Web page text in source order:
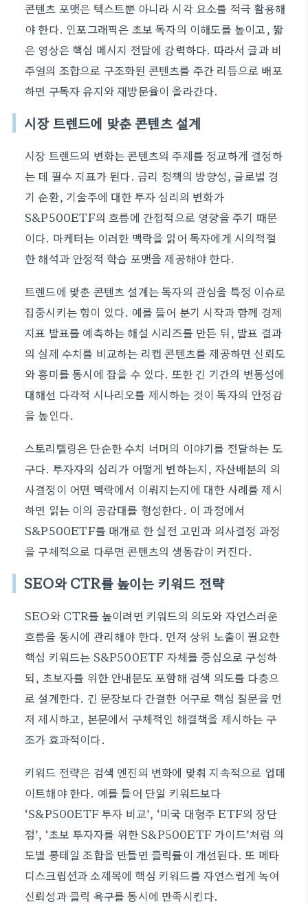
콘텐츠 포맷은 텍스트뿐 아니라 시각 요소를 적극 활용해
야 한다. 인포그래픽은 초보 독자의 이해도를 높이고, 짧
은 영상은 핵심 메시지 전달에 강력하다. 따라서 글과 비
주얼의 조합으로 구조화된 콘텐츠를 주간 리듬으로 배포
하면 구독자 유지와 재방문율이 올라간다.
시장 트렌드에 맞춘 콘텐츠 설계
시장 트렌드의 변화는 콘텐츠의 주제를 정교하게 결정하
는 데 필수 지표가 된다. 금리 정책의 방향성, 글로벌 경
기 순환, 기술주에 대한 투자 심리의 변화가
S&P500ETF의 흐름에 간접적으로 영향을 주기 때문
이다. 마케터는 이러한 맥락을 읽어 독자에게 시의적절
한 해석과 안정적 학습 포맷을 제공해야 한다.
트렌드에 맞춘 콘텐츠 설계는 독자의 관심을 특정 이슈로
집중시키는 힘이 있다. 예를 들어 분기 시작과 함께 경제
지표 발표를 예측하는 해설 시리즈를 만든 뒤, 발표 결과
의 실제 수치를 비교하는 리캡 콘텐츠를 제공하면 신뢰도
와 흥미를 동시에 잡을 수 있다. 또한 긴 기간의 변동성에
대해선 다각적 시나리오를 제시하는 것이 독자의 안정감
을 높인다.
스토리텔링은 단순한 수치 너머의 이야기를 전달하는 도
구다. 투자자의 심리가 어떻게 변하는지, 자산배분의 의
사결정이 어떤 맥락에서 이뤄지는지에 대한 사례를 제시
하면 읽는 이의 공감대를 형성한다. 이 과정에서
S&P500ETF를 매개로 한 실전 고민과 의사결정 과정
을 구체적으로 다루면 콘텐츠의 생동감이 커진다.
SEO와 CTR를 높이는 키워드 전략
SEO와 CTR를 높이려면 키워드의 의도와 자연스러운
흐름을 동시에 관리해야 한다. 먼저 상위 노출이 필요한
핵심 키워드는 S&P500ETF 자체를 중심으로 구성하
되, 초보자를 위한 안내문도 포함해 검색 의도를 다층으
로 설계한다. 긴 문장보다 간결한 어구로 핵심 질문을 먼
저 제시하고, 본문에서 구체적인 해결책을 제시하는 구
조가 효과적이다.
키워드 전략은 검색 엔진의 변화에 맞춰 지속적으로 업데
이트해야 한다. 예를 들어 단일 키워드보다
‘S&P500ETF 투자 비교’, ‘미국 대형주 ETF의 장단
점’, ‘초보 투자자를 위한 S&P500ETF 가이드’처럼 의
도별 롱테일 조합을 만들면 클릭률이 개선된다. 또 메타
디스크립션과 소제목에 핵심 키워드를 자연스럽게 녹여
신뢰성과 클릭 욕구를 동시에 만족시킨다.